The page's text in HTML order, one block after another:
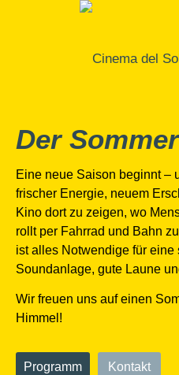
Der
Eine neue Saison beginnt –
frischer Energie, neuem
Kino dort zu zeigen, wo
rollt per Fahrrad und Bahn
ist alles Notwendige für
Soundanlage, gute Laune
Wir freuen uns auf einen
Himmel!
Programm Kontakt